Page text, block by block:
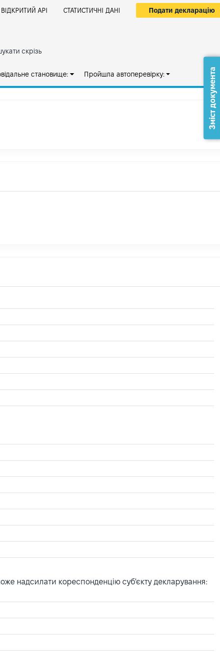
ВІДКРИТИЙ АРІ СТАТИСТИЧНІ ДАНІ Подати декларацію
скрізь
становище: Пройшла автоперевірку:
надсилати кореспонденцію суб'єкту декларування:
Зміст документа